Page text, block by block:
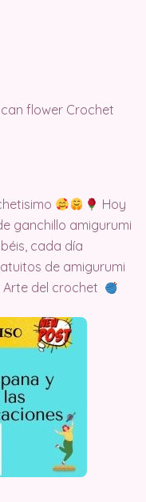
Hoy
ganchillo amigurumi
cada día
de amigurumi
del crochet